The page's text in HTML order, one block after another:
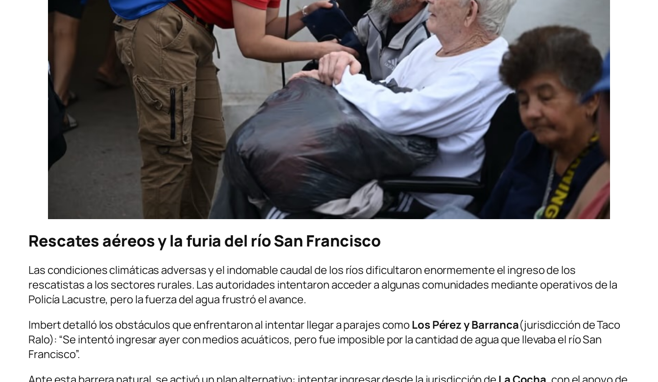
Rescates aéreos y la furia del río San Francisco
Las condiciones climáticas adversas y el indomable caudal de los ríos dificultaron enormemente el ingreso de los
rescatistas a los sectores rurales. Las autoridades intentaron acceder a algunas comunidades mediante operativos de la
Policía Lacustre, pero la fuerza del agua frustró el avance.
Imbert detalló los obstáculos que enfrentaron al intentar llegar a parajes como Los Pérez y Barranca(jurisdicción de Taco
Ralo): “Se intentó ingresar ayer con medios acuáticos, pero fue imposible por la cantidad de agua que llevaba el río San
Francisco”.